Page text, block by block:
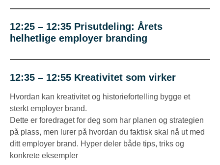
12:25 – 12:35 Prisutdeling: Årets
helhetlige employer branding
12:35 – 12:55 Kreativitet som virker
Hvordan kan kreativitet og historiefortelling bygge et
sterkt employer brand.
Dette er foredraget for deg som har planen og strategien
på plass, men lurer på hvordan du faktisk skal nå ut med
ditt employer brand. Hyper deler både tips, triks og
konkrete eksempler